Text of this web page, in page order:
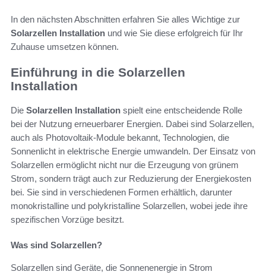
In den nächsten Abschnitten erfahren Sie alles Wichtige zur
Solarzellen Installation und wie Sie diese erfolgreich für Ihr
Zuhause umsetzen können.
Einführung in die Solarzellen
Installation
Die Solarzellen Installation spielt eine entscheidende Rolle
bei der Nutzung erneuerbarer Energien. Dabei sind Solarzellen,
auch als Photovoltaik-Module bekannt, Technologien, die
Sonnenlicht in elektrische Energie umwandeln. Der Einsatz von
Solarzellen ermöglicht nicht nur die Erzeugung von grünem
Strom, sondern trägt auch zur Reduzierung der Energiekosten
bei. Sie sind in verschiedenen Formen erhältlich, darunter
monokristalline und polykristalline Solarzellen, wobei jede ihre
spezifischen Vorzüge besitzt.
Was sind Solarzellen?
Solarzellen sind Geräte, die Sonnenenergie in Strom